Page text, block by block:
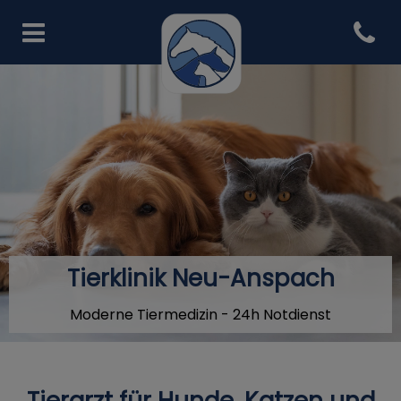
Homepage Tierklink Neu-
Open
Tierklinik Neu-Anspach
Moderne Tiermedizin - 24h Notdienst